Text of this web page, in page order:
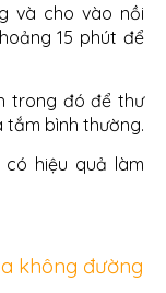
và cho vào nồi
15 phút để
trong đó để thư
tắm bình thường.
hiệu quả làm
không đường